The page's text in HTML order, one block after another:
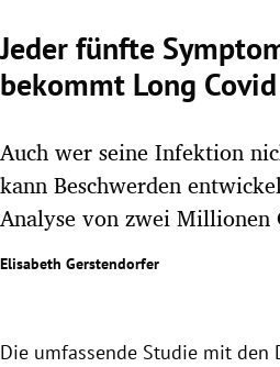
Untermenü
Untermenü
Untermenü
Untermenü
Untermenü
Jeder fünfte
bekommt Long Covid
Auch wer seine Infektion
kann Beschwerden
Analyse von zwei Millionen
Elisabeth Gerstendorfer
Die umfassende Studie mit den